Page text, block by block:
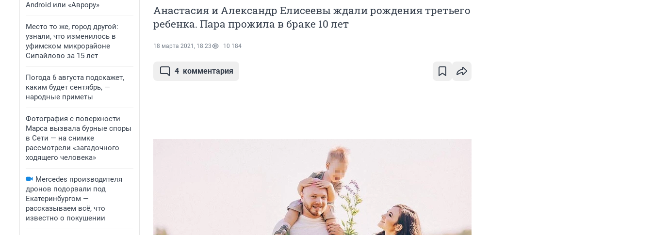
Android или «Аврору»
Место то же, город другой:
узнали, что изменилось в
уфимском микрорайоне
Сипайлово за 15 лет
Погода 6 августа подскажет,
каким будет сентябрь, —
народные приметы
Фотография с поверхности
Марса вызвала бурные споры
в Сети — на снимке
рассмотрели «загадочного
ходящего человека»
Mercedes производителя
дронов подорвали под
Екатеринбургом —
рассказываем всё, что
известно о покушении
Анастасия и Александр Елисеевы ждали рождения третьего
ребенка. Пара прожила в браке 10 лет
18 марта 2021, 18:23 10 184
4 комментария